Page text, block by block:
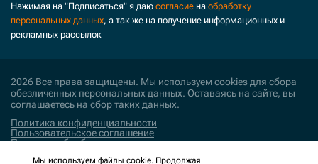
Нажимая на "Подписаться" я даю согласие на обработку
персональных данных, а так же на получение информационных и
рекламных рассылок
2026 Все права защищены. Мы используем cookies для сбора
обезличенных персональных данных. Оставаясь на сайте, вы
соглашаетесь на сбор таких данных.
Политика конфиденциальности
Пользовательское соглашение
Политика обработки персональных данных
Мы используем файлы cookie. Продолжая